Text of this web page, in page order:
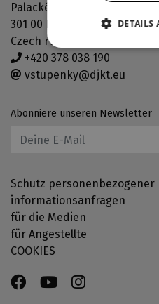
Palackého náměstí 30
301 00 Plzeň
Czech republic
+420 378 038 190
vstupenky@djkt.eu
Abonniere unseren Newsletter
Schutz personenbezogener
informationsanfragen
für die Medien
für Angestellte
COOKIES
DETAILS